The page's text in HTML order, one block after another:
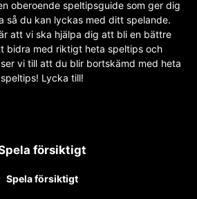
oberoende speltipsguide som ger dig
så du kan lyckas med ditt spelande.
att vi ska hjälpa dig att bli en bättre
bidra med riktigt heta speltips och
vi till att du blir bortskämd med heta
speltips! Lycka till!
försiktigt
Spela försiktigt